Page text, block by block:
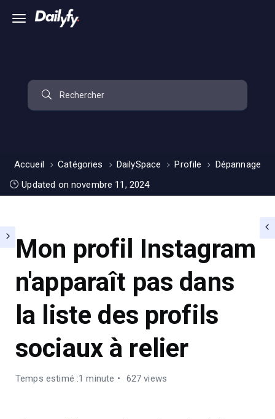
Accueil Catégories DailySpace Profile
Dépannage
Updated on novembre 11, 2024
Mon profil Instagram
n'apparaît pas dans
la liste des profils
sociaux à relier
Temps estimé :1 minute 627 views